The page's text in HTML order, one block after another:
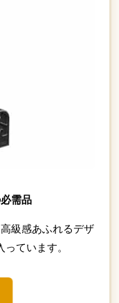
需品
級感あふれるデザ
ています。